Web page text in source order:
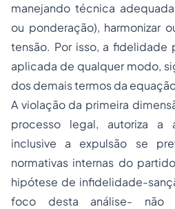
manejando técnica
ou ponderação), harmonizar
tensão. Por isso, a fidelidade
aplicada de qualquer modo,
dos demais termos da
A violação da primeira
processo legal, autoriza a
inclusive a expulsão se
normativas internas do
hipótese de infidelidade-
foco desta análise- não